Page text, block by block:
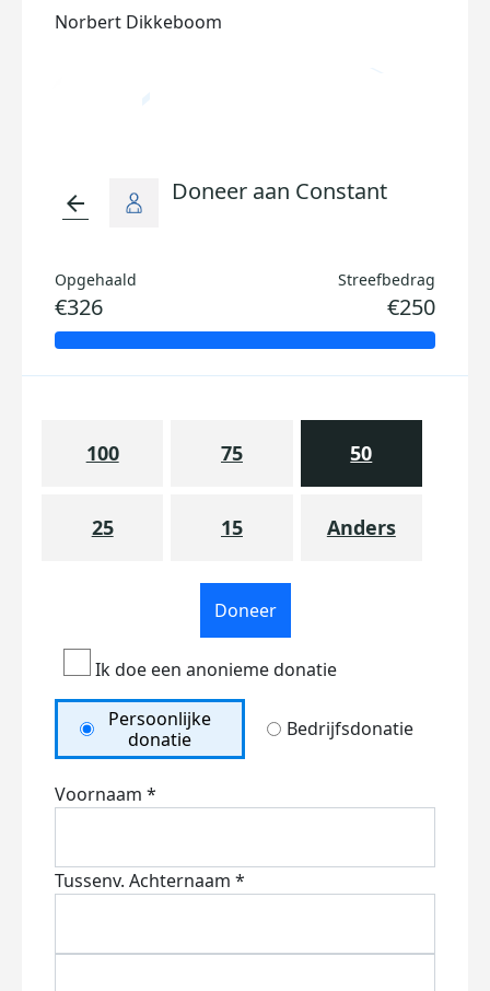
Norbert Dikkeboom
arrow_back Doneer aan Constant
Opgehaald
€326
Streefbedrag
€250
100 75 50
25 15 Anders
Doneer
Ik doe een anonieme donatie
Persoonlijke
donatie
Bedrijfsdonatie
Voornaam *
Tussenv. Achternaam *